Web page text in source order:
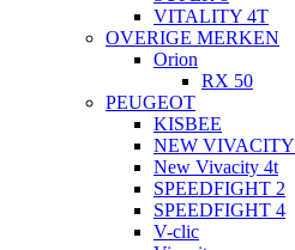
VITALITY 4T
OVERIGE MERKEN
Orion
RX 50
PEUGEOT
KISBEE
NEW VIVACITY
New Vivacity 4t
SPEEDFIGHT 2
SPEEDFIGHT 4
V-clic